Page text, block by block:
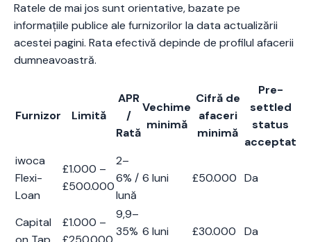
Ratele de mai jos sunt orientative, bazate pe
informațiile publice ale furnizorilor la data actualizării
acestei pagini. Rata efectivă depinde de profilul afacerii
dumneavoastră.
Furnizor Limită
APR
/
Rată
Vechime
minimă
Cifră de
afaceri
minimă
Pre-
settled
status
acceptat
iwoca
Flexi-
Loan
£1.000 –
£500.000
2–
6% /
lună
6 luni £50.000 Da
Capital
£1.000 –
9,9–
35% 6 luni £30.000 Da